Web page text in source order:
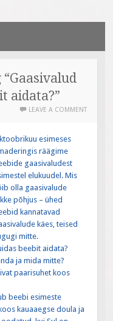
aidata?”
LEAVE A COMMENT
esimeses
räägime
gaasivaludest
elukuudel. Mis
olla gaasivalude
põhjus – ühed
kannatavad
käes, teised
mitte.
beebit aidata?
ja mida mitte?
paarisuhet koos
beebi esimeste
kauaaegse doula ja